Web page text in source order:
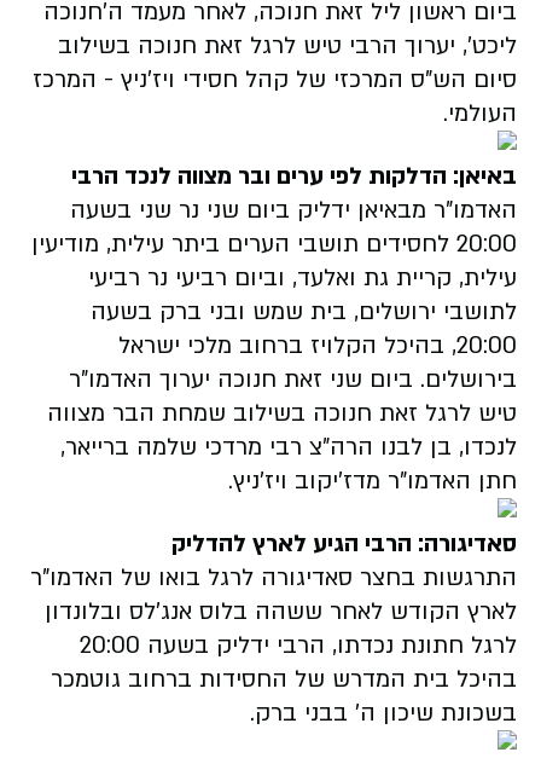
ביום ראשון ליל זאת חנוכה, לאחר מעמד ה'חנוכה
ליכט', יערוך הרבי טיש לרגל זאת חנוכה בשילוב
סיום הש"ס המרכזי של קהל חסידי ויז'ניץ - המרכז
העולמי.
באיאן: הדלקות לפי ערים ובר מצווה לנכד הרבי
האדמו"ר מבאיאן ידליק ‏ביום שני נר שני בשעה
20:00 לחסידים תושבי הערים ביתר עילית, מודיעין
עילית, קריית גת ואלעד, וביום רביעי נר רביעי
לתושבי ירושלים, בית שמש ובני ברק בשעה
20:00, בהיכל הקלויז ברחוב מלכי ישראל
בירושלים. ביום שני זאת חנוכה יערוך האדמו"ר
טיש לרגל זאת חנוכה בשילוב שמחת הבר מצווה
לנכדו, בן לבנו הרה"צ רבי מרדכי שלמה ברייאר,
חתן האדמו"ר מדז'יקוב ויז'ניץ.
סאדיגורה: הרבי הגיע לארץ להדליק
התרגשות בחצר סאדיגורה לרגל בואו של האדמו"ר
לארץ הקודש לאחר ששהה בלוס אנג'לס ובלונדון
לרגל חתונת נכדתו, הרבי ידליק בשעה 20:00
בהיכל בית המדרש של החסידות ברחוב גוטמכר
בשכונת שיכון ה' בבני ברק.